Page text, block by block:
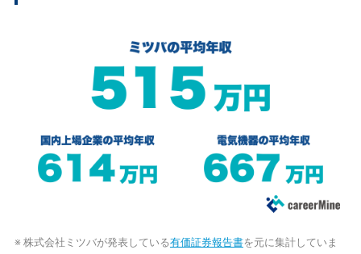
※ 株式会社ミツバが発表している有価証券報告書を元に集計していま